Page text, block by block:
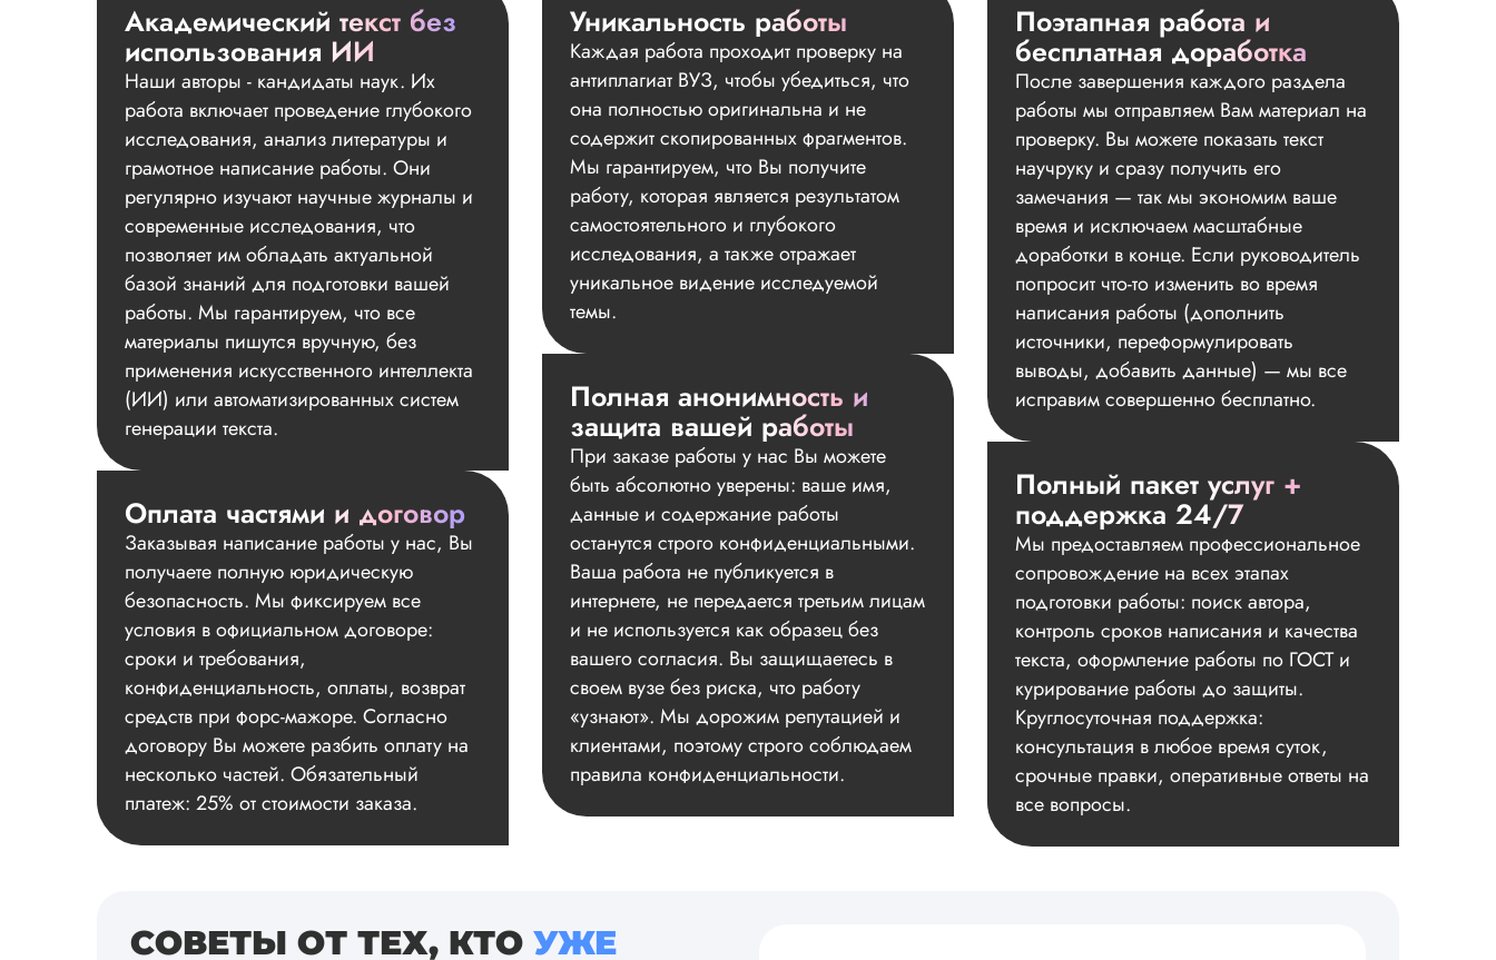
Академический текст без
использования ИИ
Наши авторы - кандидаты наук. Их
работа включает проведение глубокого
исследования, анализ литературы и
грамотное написание работы. Они
регулярно изучают научные журналы и
современные исследования, что
позволяет им обладать актуальной
базой знаний для подготовки вашей
работы. Мы гарантируем, что все
материалы пишутся вручную, без
применения искусственного интеллекта
(ИИ) или автоматизированных систем
генерации текста.
Оплата частями и договор
Заказывая написание работы у нас, Вы
получаете полную юридическую
безопасность. Мы фиксируем все
условия в официальном договоре:
сроки и требования,
конфиденциальность, оплаты, возврат
средств при форс-мажоре. Согласно
договору Вы можете разбить оплату на
несколько частей. Обязательный
платеж: 25% от стоимости заказа.
Уникальность работы
Каждая работа проходит проверку на
антиплагиат ВУЗ, чтобы убедиться, что
она полностью оригинальна и не
содержит скопированных фрагментов.
Мы гарантируем, что Вы получите
работу, которая является результатом
самостоятельного и глубокого
исследования, а также отражает
уникальное видение исследуемой
темы.
Полная анонимность и
защита вашей работы
При заказе работы у нас Вы можете
быть абсолютно уверены: ваше имя,
данные и содержание работы
останутся строго конфиденциальными.
Ваша работа не публикуется в
интернете, не передается третьим лицам
и не используется как образец без
вашего согласия. Вы защищаетесь в
своем вузе без риска, что работу
«узнают». Мы дорожим репутацией и
клиентами, поэтому строго соблюдаем
правила конфиденциальности.
Поэтапная работа и
бесплатная доработка
После завершения каждого раздела
работы мы отправляем Вам материал на
проверку. Вы можете показать текст
научруку и сразу получить его
замечания — так мы экономим ваше
время и исключаем масштабные
доработки в конце. Если руководитель
попросит что-то изменить во время
написания работы (дополнить
источники, переформулировать
выводы, добавить данные) — мы все
исправим совершенно бесплатно.
Полный пакет услуг +
поддержка 24/7
Мы предоставляем профессиональное
сопровождение на всех этапах
подготовки работы: поиск автора,
контроль сроков написания и качества
текста, оформление работы по ГОСТ и
курирование работы до защиты.
Круглосуточная поддержка:
консультация в любое время суток,
срочные правки, оперативные ответы на
все вопросы.
СОВЕТЫ ОТ ТЕХ, КТО УЖЕ